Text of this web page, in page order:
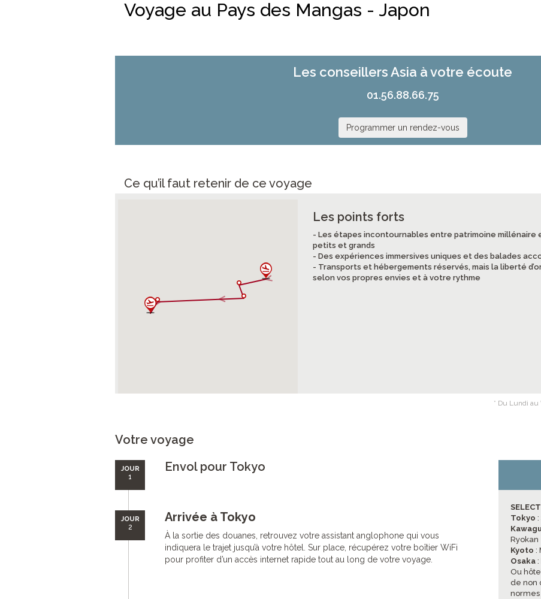
Voyage au Pays des Mangas - Japon
Les conseillers Asia à votre écoute
01.56.88.66.75
Programmer un rendez-vous
Ce qu’il faut retenir de ce voyage
Les points forts
- Les étapes incontournables entre patrimoine millénaire
petits et grands
- Des expériences immersives uniques et des balades
- Transports et hébergements réservés, mais la liberté
selon vos propres envies et à votre rythme
* Du Lundi au
Votre voyage
JOUR
1
Envol pour Tokyo
JOUR
2
Arrivée à Tokyo
À la sortie des douanes, retrouvez votre assistant anglophone qui vous
indiquera le trajet jusqu’à votre hôtel. Sur place, récupérez votre boîtier WiFi
pour profiter d’un accès internet rapide tout au long de votre voyage.
Tokyo:
Ryokan
Kyoto:
Osaka:
Ou
de non